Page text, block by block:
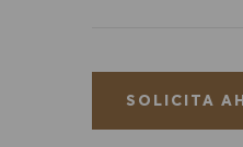
SOLICITA